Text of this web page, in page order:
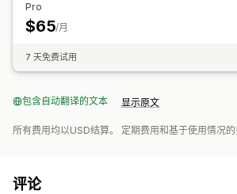
Pro
$65/月
7 天免费试用
包含自动翻译的文本 显示原文
所有费用均以USD结算。 定期费用和基于使用情况的
评论